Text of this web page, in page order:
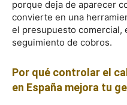
porque deja de aparecer
convierte en una
el presupuesto comercial,
seguimiento de cobros.
Por qué controlar el
en España mejora tu